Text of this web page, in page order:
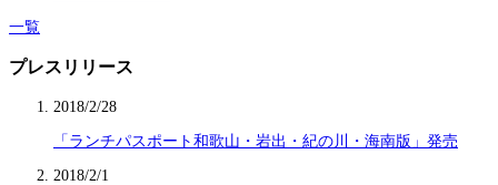
一覧
プレスリリース
2018/2/28
「ランチパスポート和歌山・岩出・紀の川・海南版」発売
2018/2/1